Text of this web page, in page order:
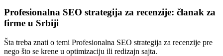
Profesionalna SEO strategija za recenzije: članak za
firme u Srbiji
Šta treba znati o temi Profesionalna SEO strategija za recenzije pre
nego što se krene u optimizaciju ili redizajn sajta.